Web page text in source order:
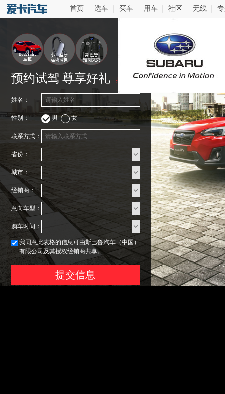
首页 选车 买车 用车 社区 无线
预约试驾 尊享好礼 抽奖细则
姓名：
性别： 男 女
联系方式：
省份：
城市：
经销商：
意向车型：
购车时间：
我同意此表格的信息可由斯巴鲁汽车（中国）
有限公司及其授权经销商共享。